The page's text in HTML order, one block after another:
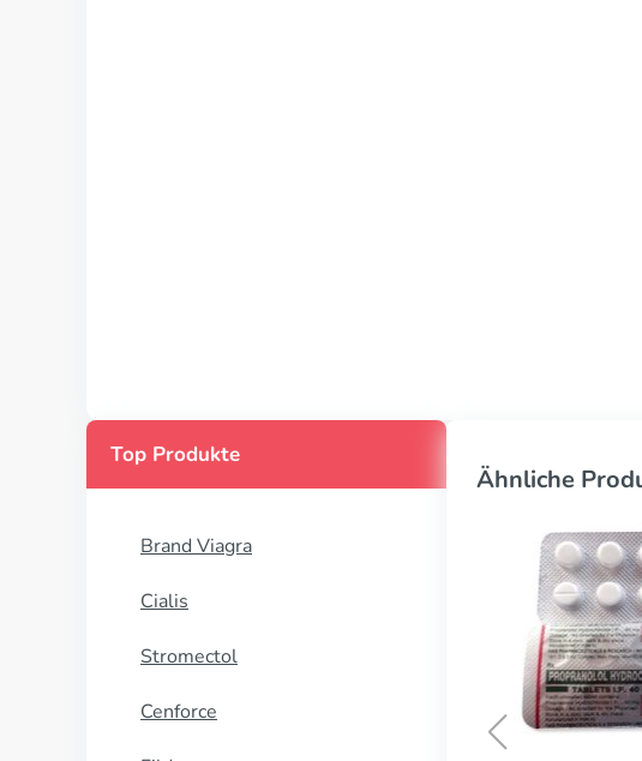
Top Produkte
Brand Viagra
Cialis
Stromectol
Cenforce
Ähnliche